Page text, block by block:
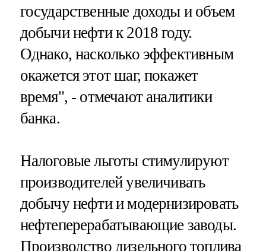
государственные доходы и объем
добычи нефти к 2018 году.
Однако, насколько эффективным
окажется этот шаг, покажет
время", - отмечают аналитики
банка.
Налоговые льготы стимулируют
производителей увеличивать
добычу нефти и модернизировать
нефтеперерабатывающие заводы.
Производство дизельного топлива